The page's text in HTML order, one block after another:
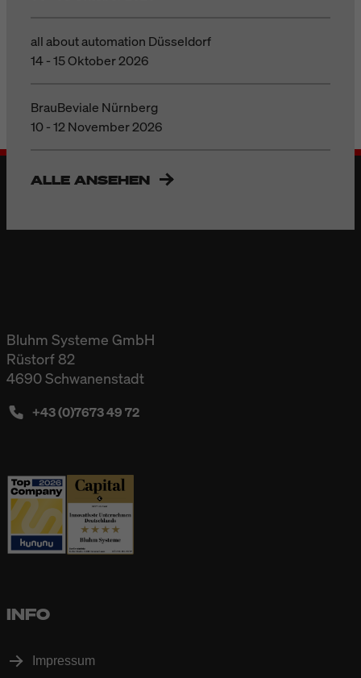
all about automation Düsseldorf
14 - 15 Oktober 2026
BrauBeviale Nürnberg
10 - 12 November 2026
ALLE ANSEHEN
Bluhm Systeme GmbH
Rüstorf 82
4690 Schwanenstadt
+43 (0)7673 49 72
INFO
Impressum